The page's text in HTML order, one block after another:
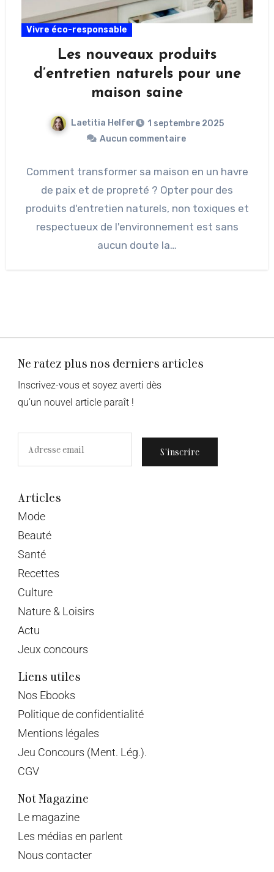
Vivre éco-responsable
Les nouveaux produits
d’entretien naturels pour une
maison saine
Laetitia Helfer
1 septembre 2025
Aucun commentaire
Comment transformer sa maison en un havre
de paix et de propreté ? Opter pour des
produits d'entretien naturels, non toxiques et
respectueux de l'environnement est sans
aucun doute la…
Ne ratez plus nos derniers articles
Inscrivez-vous et soyez averti dès
qu’un nouvel article paraît !
S’inscrire
Articles
Mode
Beauté
Santé
Recettes
Culture
Nature & Loisirs
Actu
Jeux concours
Liens utiles
Nos Ebooks
Politique de confidentialité
Mentions légales
Jeu Concours (Ment. Lég.).
CGV
Not Magazine
Le magazine
Les médias en parlent
Nous contacter